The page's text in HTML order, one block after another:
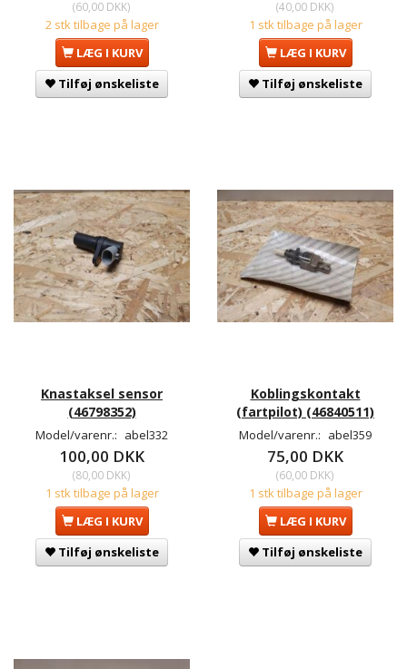
(60,00 DKK)
2 stk tilbage på lager
LÆG I KURV
Tilføj ønskeliste
(40,00 DKK)
1 stk tilbage på lager
LÆG I KURV
Tilføj ønskeliste
Knastaksel sensor
(46798352)
Model/varenr.: abel332
100,00 DKK
(80,00 DKK)
1 stk tilbage på lager
LÆG I KURV
Tilføj ønskeliste
Koblingskontakt
(fartpilot) (46840511)
Model/varenr.: abel359
75,00 DKK
(60,00 DKK)
1 stk tilbage på lager
LÆG I KURV
Tilføj ønskeliste